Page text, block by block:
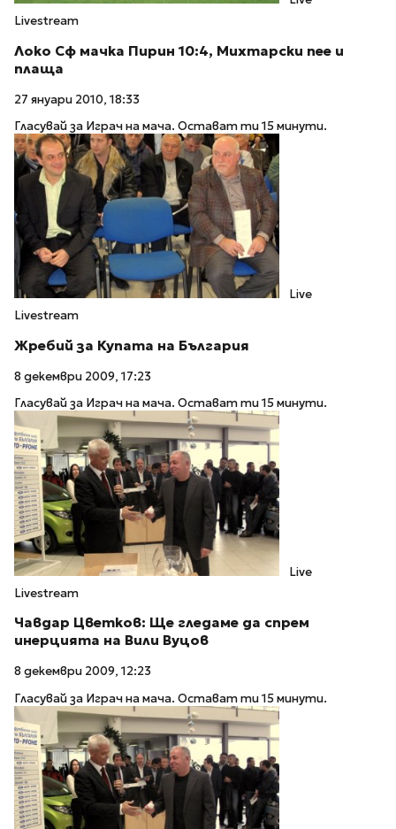
Livestream
Локо Сф мачка Пирин 10:4, Михтарски пее и
плаща
27 януари 2010, 18:33
Гласувай за Играч на мача. Остават ти 15 минути.
Live
Livestream
Жребий за Купата на България
8 декември 2009, 17:23
Гласувай за Играч на мача. Остават ти 15 минути.
Live
Livestream
Чавдар Цветков: Ще гледаме да спрем
инерцията на Вили Вуцов
8 декември 2009, 12:23
Гласувай за Играч на мача. Остават ти 15 минути.